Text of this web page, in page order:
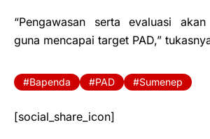
“Pengawasan serta evaluasi
guna mencapai target PAD,”
Bapenda PAD Sumenep
[social_share_icon]